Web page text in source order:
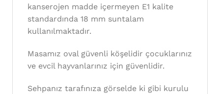
kanserojen madde içermeyen E1 kalite
standardında 18 mm suntalam
kullanılmaktadır.
Masamız oval güvenli köşelidir çocuklarınız
ve evcil hayvanlarınız için güvenlidir.
Sehpanız tarafınıza görselde ki gibi kurulu